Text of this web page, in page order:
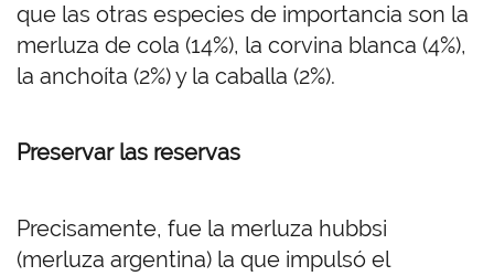
que las otras especies de importancia son la
merluza de cola (14%), la corvina blanca (4%),
la anchoíta (2%) y la caballa (2%).
Preservar las reservas
Precisamente, fue la merluza hubbsi
(merluza argentina) la que impulsó el